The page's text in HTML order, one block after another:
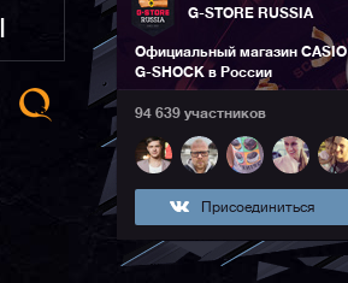
G-STORE RUSSIA
Официальный магазин CASIO
G-SHOCK в России
94 639 участников
Присоединиться